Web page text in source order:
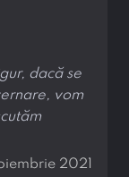
dacă se
vom
2021